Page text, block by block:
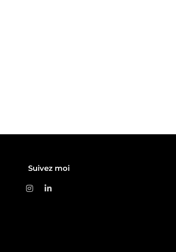
Suivez moi